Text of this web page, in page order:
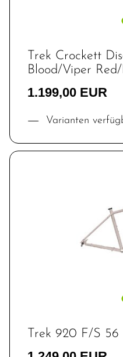
Trek Crockett
Blood/Viper
1.199,00 EUR
Varianten
Trek 920 F/S